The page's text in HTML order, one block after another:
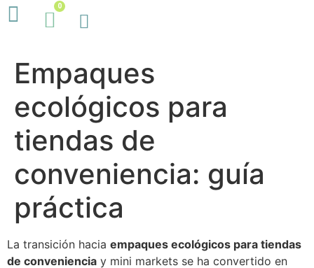
0
Empaques
ecológicos para
tiendas de
conveniencia: guía
práctica
La transición hacia empaques ecológicos para tiendas
de conveniencia y mini markets se ha convertido en